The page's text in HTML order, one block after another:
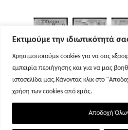
Εκτιμούμε την ιδιωτικότητά
Χρησιμοποιούμε cookies για να σας
εμπειρία περιήγησης και για να μας
ιστοσελίδα μας.Κάνοντας κλικ στο
χρήση των cookies από εμάς.
Αποδοχή
Σελίδα 1 Σελίδα 2